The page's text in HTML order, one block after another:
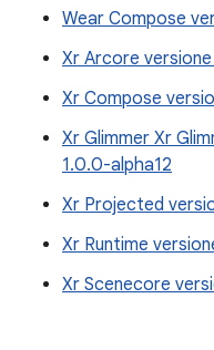
Wear Compose
Xr Arcore
Xr Compose
Xr Glimmer Xr
1.0.0-alpha12
Xr Projected
Xr Runtime
Xr Scenecore